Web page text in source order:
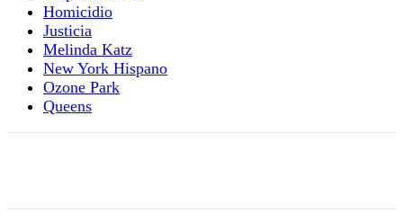
Homicidio
Justicia
Melinda Katz
New York Hispano
Ozone Park
Queens